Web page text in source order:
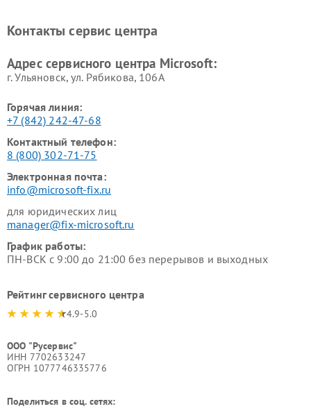
Контакты сервис центра
Адрес сервисного центра Microsoft:
г. Ульяновск, ул. Рябикова, 106А
Горячая линия:
+7 (842) 242-47-68
Контактный телефон:
8 (800) 302-71-75
Электронная почта:
info@microsoft-fix.ru
для юридических лиц
manager@fix-microsoft.ru
График работы:
ПН-ВСК с 9:00 до 21:00 без перерывов и выходных
Рейтинг сервисного центра
4.9-5.0
ООО "Русервис"
ИНН 7702633247
ОГРН 1077746335776
Поделиться в соц. сетях: